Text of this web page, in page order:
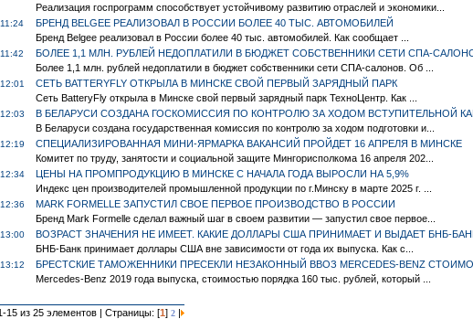
Реализация госпрограмм способствует устойчивому развитию отраслей и экономики...
БРЕНД BELGEE РЕАЛИЗОВАЛ В РОССИИ БОЛЕЕ 40 ТЫС. АВТОМОБИЛЕЙ
Бренд Belgee реализовал в России более 40 тыс. автомобилей. Как сообщает ...
БОЛЕЕ 1,1 МЛН. РУБЛЕЙ НЕДОПЛАТИЛИ В БЮДЖЕТ СОБСТВЕННИКИ СЕТИ СПА-
Более 1,1 млн. рублей недоплатили в бюджет собственники сети СПА-салонов. Об ...
СЕТЬ BATTERYFLY ОТКРЫЛА В МИНСКЕ СВОЙ ПЕРВЫЙ ЗАРЯДНЫЙ ПАРК
Сеть BatteryFly открыла в Минске свой первый зарядный парк ТехноЦентр. Как ...
В БЕЛАРУСИ СОЗДАНА ГОСКОМИССИЯ ПО КОНТРОЛЮ ЗА ХОДОМ ВСТУПИТЕЛЬНОЙ
В Беларуси создана государственная комиссия по контролю за ходом подготовки и...
СПЕЦИАЛИЗИРОВАННАЯ МИНИ-ЯРМАРКА ВАКАНСИЙ ПРОЙДЕТ 16 АПРЕЛЯ В МИНСКЕ
Комитет по труду, занятости и социальной защите Мингорисполкома 16 апреля 202...
ЦЕНЫ НА ПРОМПРОДУКЦИЮ В МИНСКE С НАЧАЛА ГОДА ВЫРОСЛИ НА 5,9%
Индекс цен производителей промышленной продукции по г.Минску в марте 2025 г. ...
MARK FORMELLE ЗАПУСТИЛ СВОЕ ПЕРВОЕ ПРОИЗВОДСТВО В РОССИИ
Бренд Mark Formelle сделал важный шаг в своем развитии — запустил свое первое...
ВОЗРАСТ ЗНАЧЕНИЯ НЕ ИМЕЕТ. КАКИЕ ДОЛЛАРЫ США ПРИНИМАЕТ И ВЫДАЕТ БНБ-
БНБ-Банк принимает доллары США вне зависимости от года их выпуска. Как с...
БРЕСТСКИЕ ТАМОЖЕННИКИ ПРЕСЕКЛИ НЕЗАКОННЫЙ ВВОЗ MERCEDES-BENZ
Mercedes-Benz 2019 года выпуска, стоимостью порядка 160 тыс. рублей, который ...
15 из 25 элементов | Страницы: [1] 2 |